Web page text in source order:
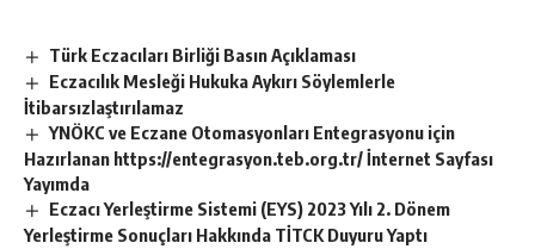
Türk Eczacıları Birliği Basın Açıklaması
Eczacılık Mesleği Hukuka Aykırı Söylemlerle
İtibarsızlaştırılamaz
YNÖKC ve Eczane Otomasyonları Entegrasyonu için
Hazırlanan https://entegrasyon.teb.org.tr/ İnternet Sayfası
Yayımda
Eczacı Yerleştirme Sistemi (EYS) 2023 Yılı 2. Dönem
Yerleştirme Sonuçları Hakkında TİTCK Duyuru Yaptı